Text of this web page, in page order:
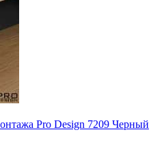
Pro Design 7209 Черный